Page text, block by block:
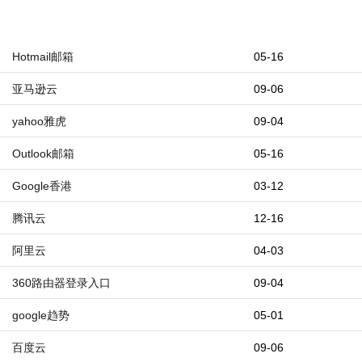
05-16
Hotmail邮箱
09-06
亚马逊云
09-04
yahoo雅虎
05-16
Outlook邮箱
03-12
Google香港
12-16
腾讯云
04-03
阿里云
09-04
360路由器登录入口
05-01
google趋势
09-06
百度云